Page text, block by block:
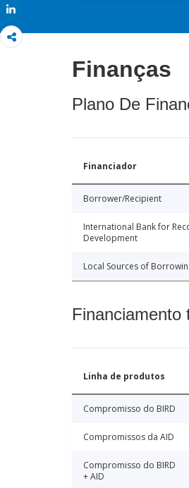
Finanças
Plano De
Financiador
Borrower/Recipient
International Bank for
Development
Local Sources of
Financiamento
Linha de produtos
Compromisso do BIRD
Compromissos da AID
Compromisso do BIRD
+ AID